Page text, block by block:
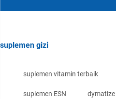
suplemen gizi
suplemen vitamin terbaik
suplemen ESN